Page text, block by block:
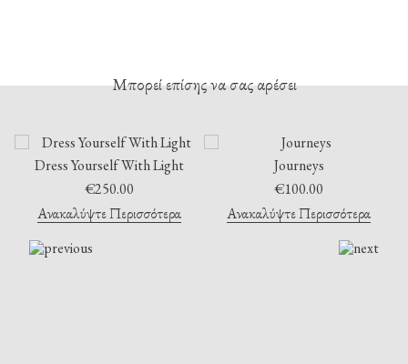
Μπορεί επίσης να σας αρέσει
Dress Yourself With Light
€250.00
Ανακαλύψτε Περισσότερα
Journeys
€100.00
Ανακαλύψτε Περισσότερα